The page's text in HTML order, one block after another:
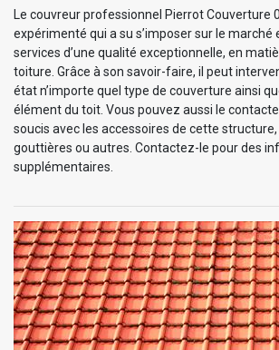
Le couvreur professionnel Pierrot Couverture
expérimenté qui a su s’imposer sur le marché
services d’une qualité exceptionnelle, en
toiture. Grâce à son savoir-faire, il peut
état n’importe quel type de couverture ainsi
élément du toit. Vous pouvez aussi le
soucis avec les accessoires de cette
gouttières ou autres. Contactez-le pour des
supplémentaires.